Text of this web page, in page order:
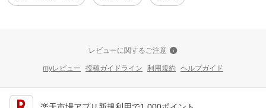
レビューに関するご注意
myレビュー 投稿ガイドライン 利用規約 ヘルプガイド